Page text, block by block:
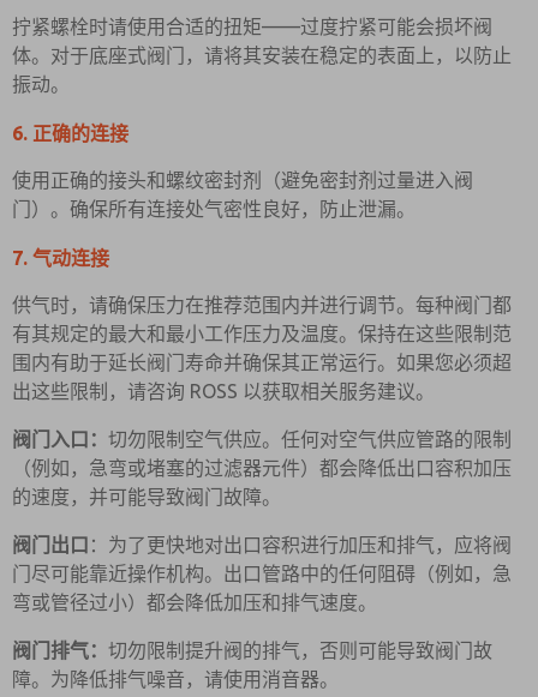
拧紧螺栓时请使用合适的扭矩——过度拧紧可能会损坏阀
体。对于底座式阀门，请将其安装在稳定的表面上，以防止
振动。
6. 正确的连接
使用正确的接头和螺纹密封剂（避免密封剂过量进入阀
门）。确保所有连接处气密性良好，防止泄漏。
7. 气动连接
供气时，请确保压力在推荐范围内并进行调节。每种阀门都
有其规定的最大和最小工作压力及温度。保持在这些限制范
围内有助于延长阀门寿命并确保其正常运行。如果您必须超
出这些限制，请咨询 ROSS 以获取相关服务建议。
阀门入口： 切勿限制空气供应。任何对空气供应管路的限制
（例如，急弯或堵塞的过滤器元件）都会降低出口容积加压
的速度，并可能导致阀门故障。
阀门出口 ：为了更快地对出口容积进行加压和排气，应将阀
门尽可能靠近操作机构。出口管路中的任何阻碍（例如，急
弯或管径过小）都会降低加压和排气速度。
阀门排气： 切勿限制提升阀的排气，否则可能导致阀门故
障。为降低排气噪音，请使用消音器。